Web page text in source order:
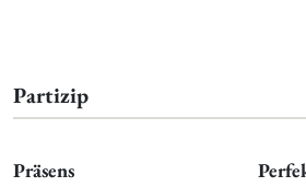
Partizip
Präsens